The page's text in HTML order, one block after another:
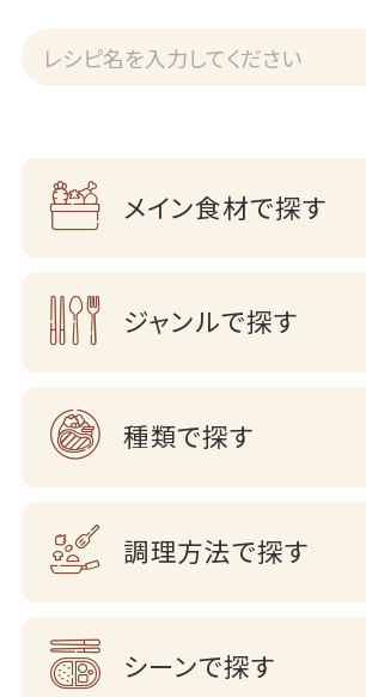
メイン食材で探す
ジャンルで探す
種類で探す
調理方法で探す
シーンで探す